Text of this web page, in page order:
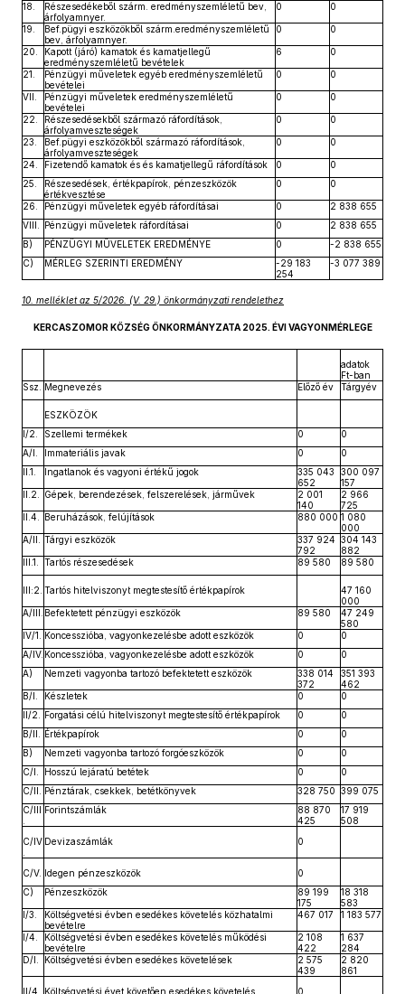
18.
Részesedékeből szárm. eredményszemléletű bev,
árfolyamnyer.
0 0
19.
Bef.pügyi eszközökből szárm.eredményszemléletű
bev, árfolyamnyer.
0 0
20.
Kapott (járó) kamatok és kamatjellegű
eredményszemléletű bevételek
6 0
21.
Pénzügyi műveletek egyéb eredményszemléletű
bevételei
0 0
VII.
Pénzügyi műveletek eredményszemléletű
bevételei
0 0
22.
Részesedésekből származó ráfordítások,
árfolyamveszteségek
0 0
23.
Bef.pügyi eszközökből származó ráfordítások,
árfolyamveszteségek
0 0
24. Fizetendő kamatok és és kamatjellegű ráfordítások 0
0
25.
Részesedések, értékpapírok, pénzeszközök
értékvesztése
0 0
26. Pénzügyi műveletek egyéb ráfordításai 0
2 838 655
VIII.
Pénzügyi műveletek ráfordításai 0
2 838 655
B)
PÉNZÜGYI MŰVELETEK EREDMÉNYE 0
-2 838 655
C)
MÉRLEG SZERINTI EREDMÉNY
-29 183
254
-3 077 389
10. melléklet az 5/2026. (V. 29.) önkormányzati rendelethez
KERCASZOMOR KÖZSÉG ÖNKORMÁNYZATA 2025. ÉVI VAGYONMÉRLEGE
adatok
Ft-ban
Ssz.
Megnevezés Előző év Tárgyév
ESZKÖZÖK
I/2.
Szellemi termékek 0
0
A/I.
Immateriális javak 0
0
II.1.
Ingatlanok és vagyoni értékű jogok
335 043
652
300 097
157
II.2.
Gépek, berendezések, felszerelések, járművek
2 001
140
2 966
725
II.4.
Beruházások, felújítások 880 000 1 080
000
A/II.
Tárgyi eszközök
337 924
792
304 143
882
III.1.
Tartós részesedések 89 580 89 580
III:2. Tartós hitelviszonyt megtestesítő értékpapírok
47 160
000
A/III. Befektetett pénzügyi eszközök 89 580
47 249
580
IV/1.
Koncesszióba, vagyonkezelésbe adott eszközök 0
0
A/IV. Koncesszióba, vagyonkezelésbe adott eszközök 0
0
A)
Nemzeti vagyonba tartozó befektetett eszközök
338 014
372
351 393
462
B/I.
Készletek 0
0
II/2.
Forgatási célú hitelviszonyt megtestesítő értékpapírok 0
0
B/II.
Értékpapírok 0
0
B)
Nemzeti vagyonba tartozó forgóeszközök 0
0
C/I.
Hosszú lejáratú betétek 0
0
C/II.
Pénztárak, csekkek, betétkönyvek 328 750 399 075
C/III Forintszámlák
88 870
425
17 919
508
C/IV Devizaszámlák 0
C/V. Idegen pénzeszközök
0
C)
Pénzeszközök
89 199
175
18 318
583
I/3.
Költségvetési évben esedékes követelés közhatalmi
bevételre
467 017 1 183 577
I/4.
Költségvetési évben esedékes követelés működési
bevételre
2 108
422
1 637
284
D/I.
Költségvetési évben esedékes követelések
2 575
439
2 820
861
II/4
Költségvetési évet követően esedékes követelés
0